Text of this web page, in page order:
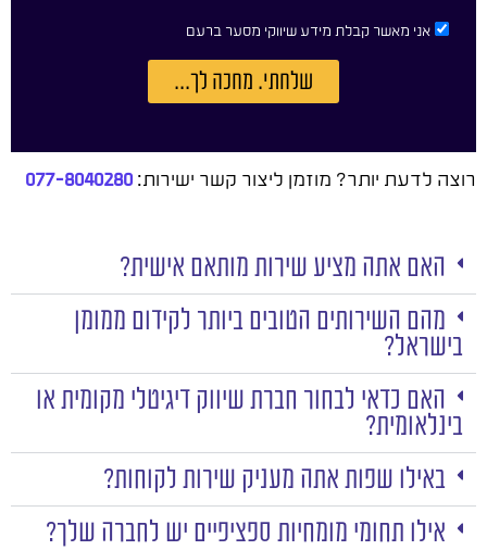
אני מאשר קבלת מידע שיווקי מסער ברעם
שלחתי. מחכה לך...
רוצה לדעת יותר? מוזמן ליצור קשר ישירות:077-8040280
האם אתה מציע שירות מותאם אישית?
מהם השירותים הטובים ביותר לקידום ממומן
בישראל?
האם כדאי לבחור חברת שיווק דיגיטלי מקומית או
בינלאומית?
באילו שפות אתה מעניק שירות לקוחות?
אילו תחומי מומחיות ספציפיים יש לחברה שלך?